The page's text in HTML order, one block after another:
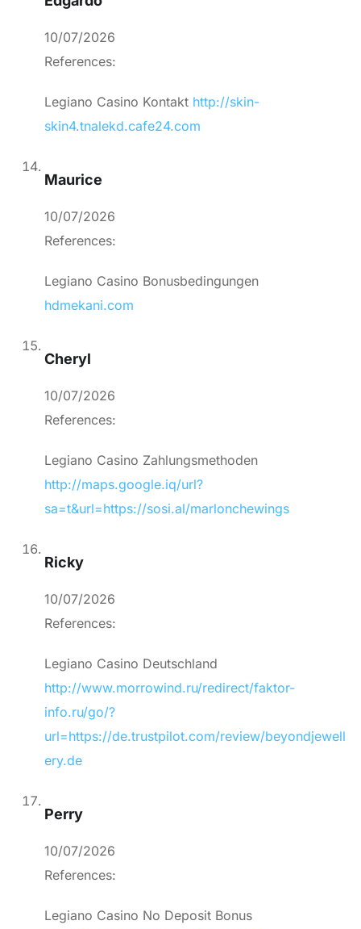
10/07/2026
References:
Legiano Casino Kontakt http://skin-
skin4.tnalekd.cafe24.com
Maurice
10/07/2026
References:
Legiano Casino Bonusbedingungen
hdmekani.com
Cheryl
10/07/2026
References:
Legiano Casino Zahlungsmethoden
http://maps.google.iq/url?
sa=t&url=https://sosi.al/marlonchewings
Ricky
10/07/2026
References:
Legiano Casino Deutschland
http://www.morrowind.ru/redirect/faktor-
info.ru/go/?
url=https://de.trustpilot.com/review/beyondjewell
ery.de
Perry
10/07/2026
References:
Legiano Casino No Deposit Bonus